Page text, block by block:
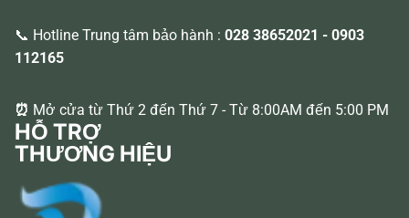
📞 Hotline Trung tâm bảo hành : 028 38652021 - 0903
112165
⏰ Mở cửa từ Thứ 2 đến Thứ 7 - Từ 8:00AM đến 5:00 PM
HỖ TRỢ
THƯƠNG HIỆU